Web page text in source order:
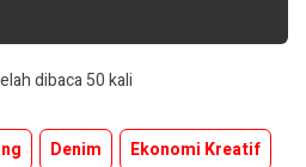
dibaca 50 kali
Denim Ekonomi Kreatif